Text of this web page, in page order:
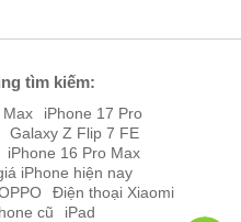
tìm kiếm:
Max
iPhone 17 Pro
Galaxy Z Flip 7 FE
iPhone 16 Pro Max
iPhone hiện nay
Điện thoại Xiaomi
cũ
iPad